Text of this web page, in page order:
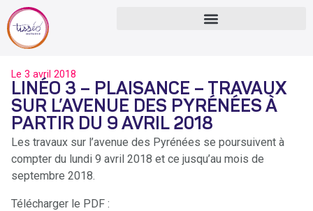
Le 3 avril 2018
LINÉO 3 – PLAISANCE – TRAVAUX
SUR L’AVENUE DES PYRÉNÉES À
PARTIR DU 9 AVRIL 2018
Les travaux sur l’avenue des Pyrénées se poursuivent à
compter du lundi 9 avril 2018 et ce jusqu’au mois de
septembre 2018.
Télécharger le PDF :